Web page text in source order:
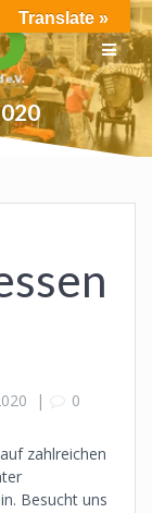
| 0
zahlreichen
Besucht uns
Translate »